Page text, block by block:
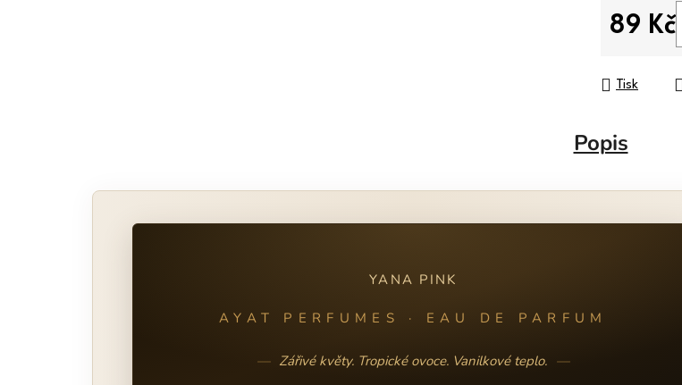
89 Kč
Měrná cena:
Tisk
Popis
YANA PINK
AYAT PERFUMES · EAU DE PARFUM
Zářivé květy. Tropické ovoce. Vanilkové teplo.